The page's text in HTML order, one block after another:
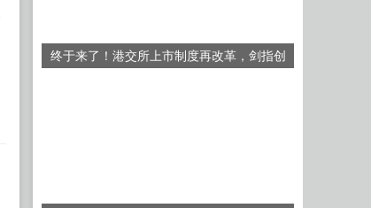
终于来了！港交所上市制度再改革，剑指创